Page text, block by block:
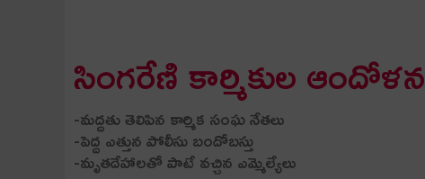
సింగ‌రేణి కార్మికుల ఆందోళ‌న
-మ‌ద్ద‌తు తెలిపిన కార్మిక సంఘ నేత‌లు
-పెద్ద ఎత్తున పోలీసు బందోబ‌స్తు
-మృత‌దేహాల‌తో పాటే వ‌చ్చిన ఎమ్మెల్యేలు